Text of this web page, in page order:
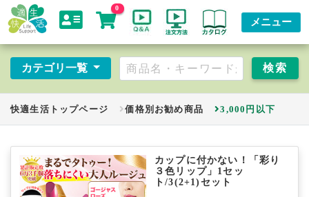
0
メニュー
カテゴリ一覧
快適生活トップページ 価格別お勧め商品 3,000円以下
カップに付かない！「彩り
３色リップ」1セッ
ト/3(2+1)セット